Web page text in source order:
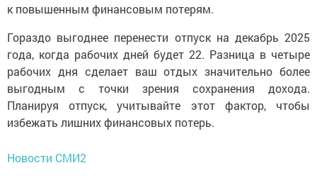
к повышенным финансовым потерям.
Гораздо выгоднее перенести отпуск на декабрь 2025
года, когда рабочих дней будет 22. Разница в четыре
рабочих дня сделает ваш отдых значительно более
выгодным с точки зрения сохранения дохода.
Планируя отпуск, учитывайте этот фактор, чтобы
избежать лишних финансовых потерь.
Новости СМИ2